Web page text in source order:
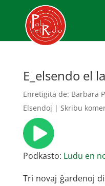
E_elsendo el
Enretigita de: Barbara
Elsendoj | Skribu
Podkasto: Ludu en
Tri novaj ĝardenoj